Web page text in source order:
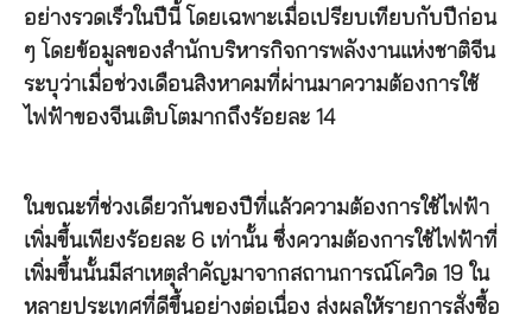
อย่างรวดเร็วในปีนี้ โดยเฉพาะเมื่อเปรียบเทียบกับปีก่อน
ๆ โดยข้อมูลของสำนักบริหารกิจการพลังงานแห่งชาติจีน
ระบุว่าเมื่อช่วงเดือนสิงหาคมที่ผ่านมาความต้องการใช้
ไฟฟ้าของจีนเติบโตมากถึงร้อยละ 14
ในขณะที่ช่วงเดียวกันของปีที่แล้วความต้องการใช้ไฟฟ้า
เพิ่มขึ้นเพียงร้อยละ 6 เท่านั้น ซึ่งความต้องการใช้ไฟฟ้าที่
เพิ่มขึ้นนั้นมีสาเหตุสำคัญมาจากสถานการณ์โควิด 19 ใน
หลายประเทศที่ดีขึ้นอย่างต่อเนื่อง ส่งผลให้รายการสั่งซื้อ